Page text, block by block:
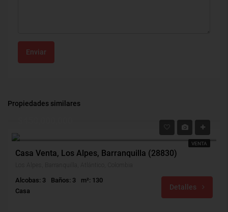
Enviar
Propiedades similares
VENTA
Casa Venta, Los Alpes, Barranquilla (28830)
Alcobas: 3 Baños: 3
m²: 130
Casa
Detalles